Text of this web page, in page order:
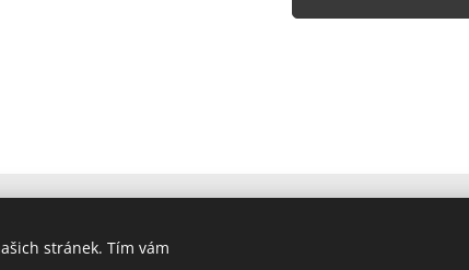
Designsbyandy | Všechna práva vyhrazena
stránek. Tím vám